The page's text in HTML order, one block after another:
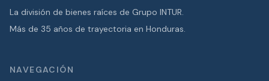
La división de bienes raíces de Grupo INTUR.
Más de 35 años de trayectoria en Honduras.
NAVEGACIÓN